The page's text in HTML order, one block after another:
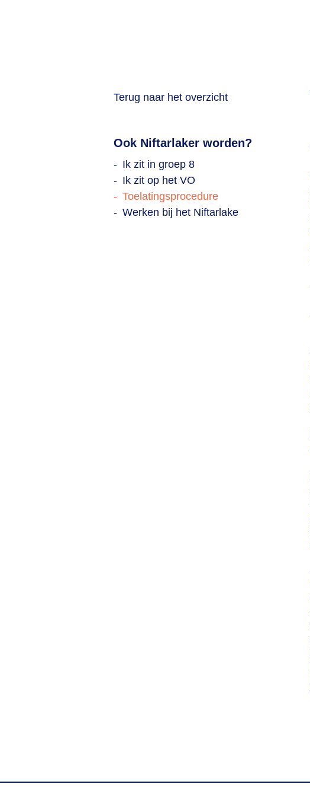
Terug naar het overzicht
Ook Niftarlaker worden?
Ik zit in groep 8
Ik zit op het VO
Toelatingsprocedure
Werken bij het Niftarlake